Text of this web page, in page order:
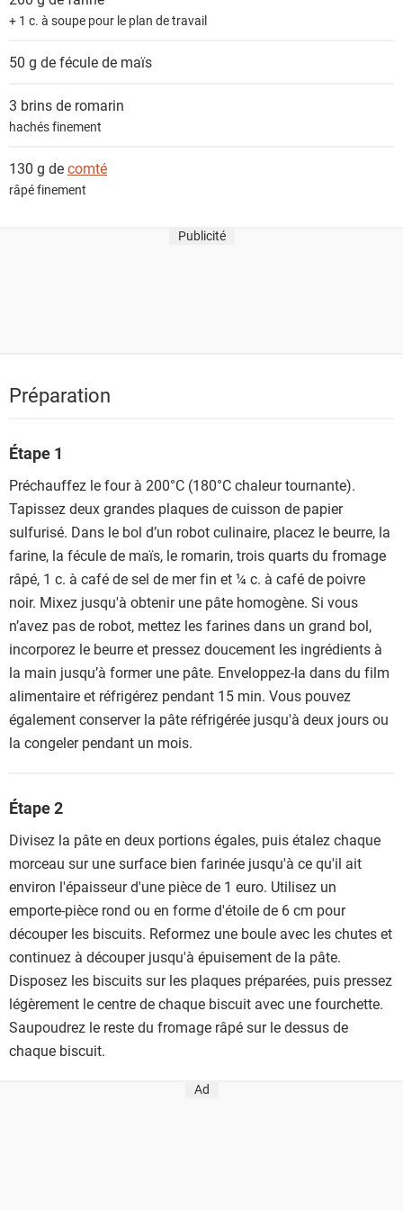
t
+ 1 c. à soupe pour le plan de travail
50 g defécule de maïs
3 brins de romarin
hachés finement
130 g decomté
râpé finement
Publicité
Préparation
Étape 1
Préchauffez le four à 200°C (180°C chaleur tournante).
Tapissez deux grandes plaques de cuisson de papier
sulfurisé. Dans le bol d’un robot culinaire, placez le beurre, la
farine, la fécule de maïs, le romarin, trois quarts du fromage
râpé, 1 c. à café de sel de mer fin et ¼ c. à café de poivre
noir. Mixez jusqu'à obtenir une pâte homogène. Si vous
n’avez pas de robot, mettez les farines dans un grand bol,
incorporez le beurre et pressez doucement les ingrédients à
la main jusqu’à former une pâte. Enveloppez-la dans du film
alimentaire et réfrigérez pendant 15 min. Vous pouvez
également conserver la pâte réfrigérée jusqu'à deux jours ou
la congeler pendant un mois.
Étape 2
Divisez la pâte en deux portions égales, puis étalez chaque
morceau sur une surface bien farinée jusqu'à ce qu'il ait
environ l'épaisseur d'une pièce de 1 euro. Utilisez un
emporte-pièce rond ou en forme d'étoile de 6 cm pour
découper les biscuits. Reformez une boule avec les chutes et
continuez à découper jusqu'à épuisement de la pâte.
Disposez les biscuits sur les plaques préparées, puis pressez
légèrement le centre de chaque biscuit avec une fourchette.
Saupoudrez le reste du fromage râpé sur le dessus de
chaque biscuit.
Ad